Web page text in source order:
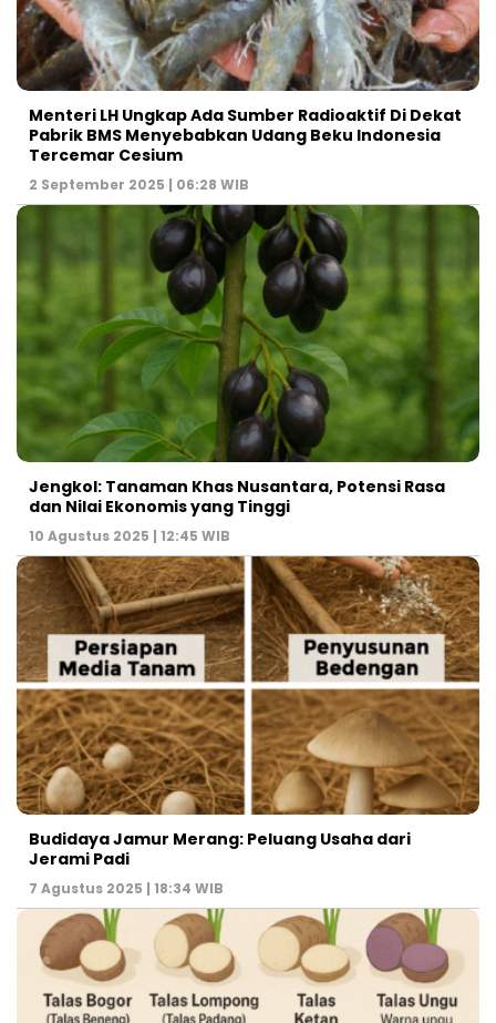
Menteri LH Ungkap Ada Sumber Radioaktif Di Dekat
Pabrik BMS Menyebabkan Udang Beku Indonesia
Tercemar Cesium
2 September 2025 | 06:28 WIB
Jengkol: Tanaman Khas Nusantara, Potensi Rasa
dan Nilai Ekonomis yang Tinggi
10 Agustus 2025 | 12:45 WIB
Budidaya Jamur Merang: Peluang Usaha dari
Jerami Padi
7 Agustus 2025 | 18:34 WIB